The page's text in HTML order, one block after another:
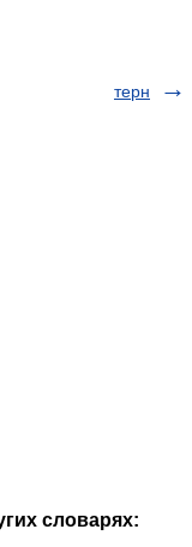
терн
словарях: